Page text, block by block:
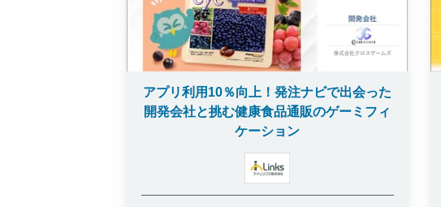
アプリ利用10％向上！発注ナビで出会った
開発会社と挑む健康食品通販のゲーミフィ
ケーション